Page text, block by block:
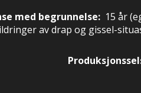
med begrunnelse: 15 år
av drap og gissel-